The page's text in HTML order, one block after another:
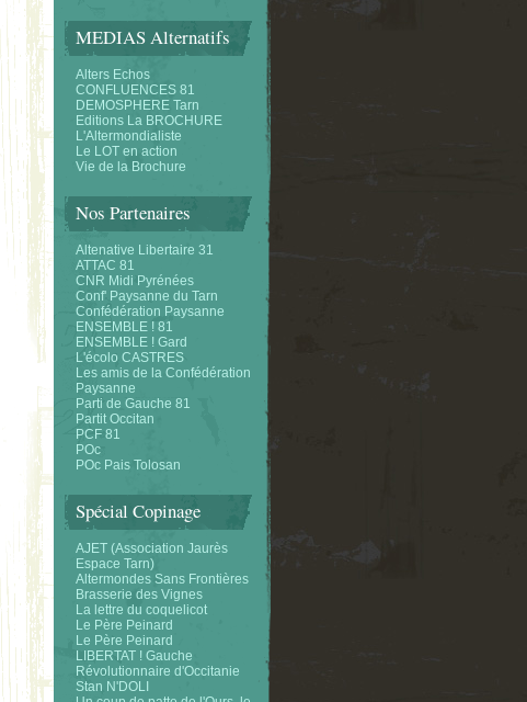
MEDIAS Alternatifs
Alters Echos
CONFLUENCES 81
DEMOSPHERE Tarn
Editions La BROCHURE
L'Altermondialiste
Le LOT en action
Vie de la Brochure
Nos Partenaires
Altenative Libertaire 31
ATTAC 81
CNR Midi Pyrénées
Conf' Paysanne du Tarn
Confédération Paysanne
ENSEMBLE ! 81
ENSEMBLE ! Gard
L'écolo CASTRES
Les amis de la Confédération
Paysanne
Parti de Gauche 81
Partit Occitan
PCF 81
POc
POc Pais Tolosan
Spécial Copinage
AJET (Association Jaurès
Espace Tarn)
Altermondes Sans Frontières
Brasserie des Vignes
La lettre du coquelicot
Le Père Peinard
Le Père Peinard
LIBERTAT ! Gauche
Révolutionnaire d'Occitanie
Stan N'DOLI